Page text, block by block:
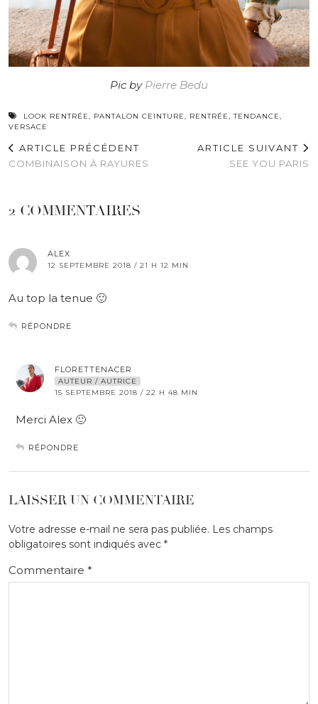
Pic by Pierre Bedu
LOOK RENTRÉE PANTALON CEINTURE RENTRÉE ,TENDANCE
VERSACE
ARTICLE PRÉCÉDENT
COMBINAISON À RAYURES
ARTICLE SUIVANT
SEE YOU PARIS
2 COMMENTAIRES
ALEX
12 SEPTEMBRE 2018 / 21 H 12 MIN
Au top la tenue 🙂
RÉPONDRE
FLORETTENACER
AUTEUR / AUTRICE
15 SEPTEMBRE 2018 / 22 H 48 MIN
Merci Alex 🙂
RÉPONDRE
LAISSER UN COMMENTAIRE
Votre adresse e-mail ne sera pas publiée. Les champs
obligatoires sont indiqués avec *
Commentaire *